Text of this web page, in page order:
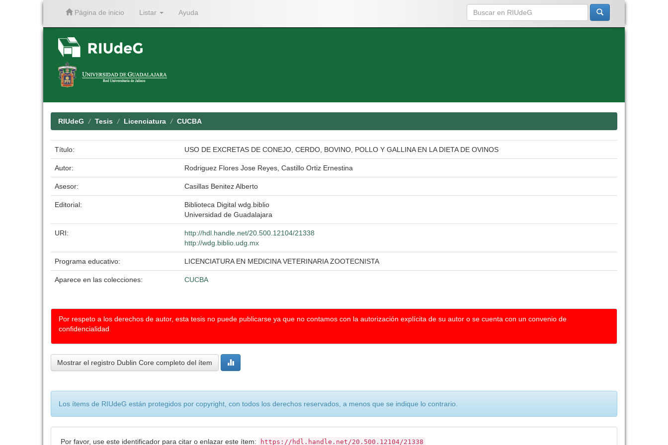
Página de inicio Listar Ayuda
RIUdeG Tesis Licenciatura CUCBA
Título: USO DE EXCRETAS DE CONEJO, CERDO, BOVINO, POLLO Y GALLINA EN LA DIETA DE OVINOS
Autor: Rodriguez Flores Jose Reyes, Castillo Ortiz Ernestina
Asesor: Casillas Benitez Alberto
Editorial:
Biblioteca Digital wdg.biblio
Universidad de Guadalajara
URI:
http://hdl.handle.net/20.500.12104/21338
http://wdg.biblio.udg.mx
Programa educativo: LICENCIATURA EN MEDICINA VETERINARIA ZOOTECNISTA
Aparece en las colecciones: CUCBA
Por respeto a los derechos de autor, esta tesis no puede publicarse ya que no contamos con la autorización explícita de su autor o se cuenta con un convenio de
confidencialidad
Mostrar el registro Dublin Core completo del ítem
Los ítems de RIUdeG están protegidos por copyright, con todos los derechos reservados, a menos que se indique lo contrario.
Por favor, use este identificador para citar o enlazar este ítem: https://hdl.handle.net/20.500.12104/21338